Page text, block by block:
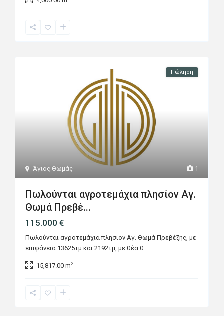
1
Άγιος Θωμάς
Πώληση
Πωλούνται αγροτεμάχια πλησίον Αγ.
Θωμά Πρεβέ...
115.000 €
Πωλούνται αγροτεμάχια πλησίον Αγ. Θωμά Πρεβέζης, με
επιφάνεια 13625τμ και 2192τμ, με θέα θ ...
15,817.00 m2